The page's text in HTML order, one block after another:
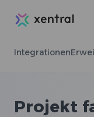
Xentral
Integrationen
Projekt